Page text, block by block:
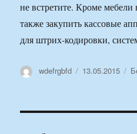
не встретите. Кроме
также закупить кассовые
для штрих-кодировки,
Автор
wdefrgbfd Опубликовано
13.05.2015